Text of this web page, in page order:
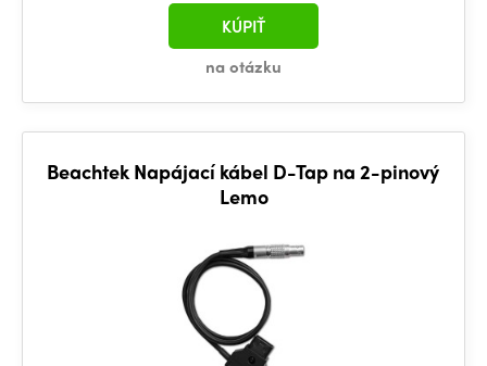
na otázku
KÚPIŤ
Beachtek Napájací kábel D-Tap na 2-pinový
Lemo